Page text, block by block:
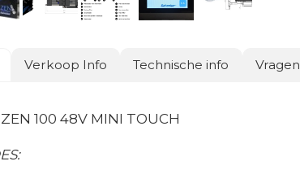
Verkoop Info Technische info Vragen
100 48V MINI TOUCH